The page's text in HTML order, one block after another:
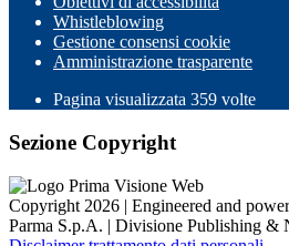
Whistleblowing
Gestione consensi cookie
Amministrazione trasparente
Pagina visualizzata 359 volte
Sezione Copyright
Copyright 2026 | Engineered and
Parma S.p.A. | Divisione Publishing &